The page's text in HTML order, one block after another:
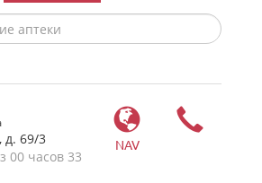
NAV
д. 69/3
00 часов 33